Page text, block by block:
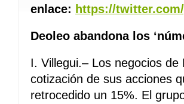
enlace: https://
Deoleo abandona los
I. Villegui.– Los negocios
cotización de sus acciones
retrocedido un 15%. El